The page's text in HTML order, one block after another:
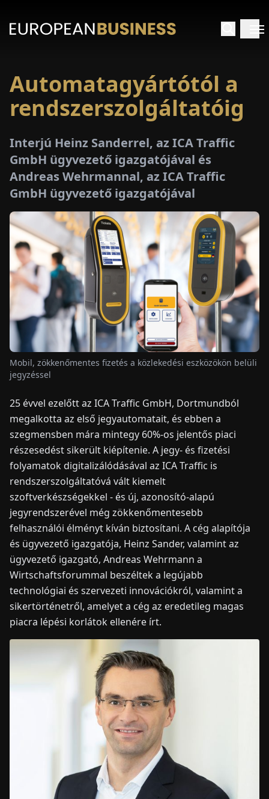
E-
PAPÍR
ENDEFRES
KAPCSOLAT
Automatagyártótól a
rendszerszolgáltatóig
Interjú Heinz Sanderrel, az ICA Traffic
GmbH ügyvezető igazgatójával és
Andreas Wehrmannal, az ICA Traffic
GmbH ügyvezető igazgatójával
Mobil, zökkenőmentes fizetés a közlekedési eszközökön belüli
jegyzéssel
25 évvel ezelőtt az ICA Traffic GmbH, Dortmundból
megalkotta az első jegyautomatait, és ebben a
szegmensben mára mintegy 60%-os jelentős piaci
részesedést sikerült kiépítenie. A jegy- és fizetési
folyamatok digitalizálódásával az ICA Traffic is
rendszerszolgáltatóvá vált kiemelt
szoftverkészségekkel - és új, azonosító-alapú
jegyrendszerével még zökkenőmentesebb
felhasználói élményt kíván biztosítani. A cég alapítója
és ügyvezető igazgatója, Heinz Sander, valamint az
ügyvezető igazgató, Andreas Wehrmann a
Wirtschaftsforummal beszéltek a legújabb
technológiai és szervezeti innovációkról, valamint a
sikertörténetről, amelyet a cég az eredetileg magas
piacra lépési korlátok ellenére írt.